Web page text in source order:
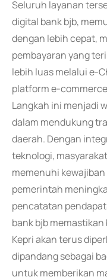
Seluruh layanan
digital bank bjb,
dengan lebih cepat,
pembayaran yang
lebih luas melalui e-
platform e-
Langkah ini menjadi
dalam mendukung
daerah. Dengan
teknologi,
memenuhi
pemerintah
pencatatan
bank bjb
Kepri akan terus
dipandang sebagai
untuk memberikan